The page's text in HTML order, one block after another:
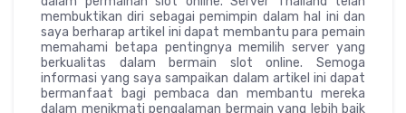
membuktikan diri sebagai pemimpin dalam hal ini dan
saya berharap artikel ini dapat membantu para pemain
memahami betapa pentingnya memilih server yang
berkualitas dalam bermain slot online. Semoga
informasi yang saya sampaikan dalam artikel ini dapat
bermanfaat bagi pembaca dan membantu mereka
dalam menikmati pengalaman bermain yang lebih baik